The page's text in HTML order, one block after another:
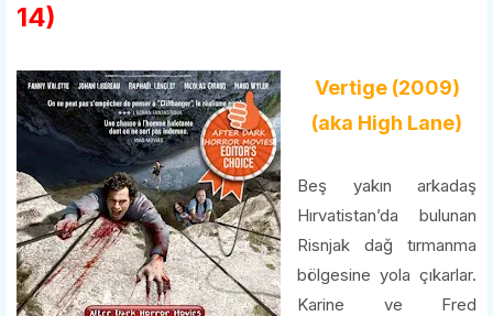
14)
Vertige (2009)
(aka High Lane)
Beş yakın arkadaş
Hırvatistan’da bulunan
Risnjak dağ tırmanma
bölgesine yola çıkarlar.
Karine ve Fred